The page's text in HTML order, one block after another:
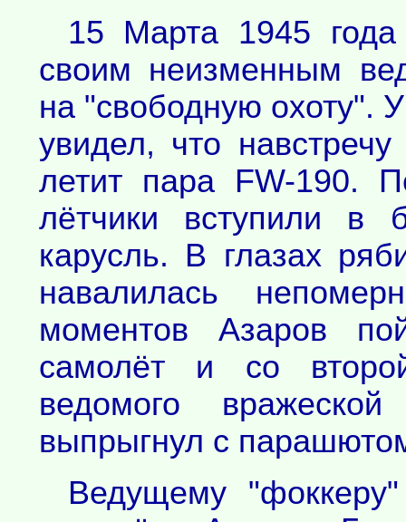
15 Марта 1945
своим неизменным
на "свободную охоту".
увидел, что
летит пара FW-190.
лётчики вступили в
карусль. В глазах
навалилась
моментов Азаров
самолёт и со
ведомого
выпрыгнул с
Ведущему